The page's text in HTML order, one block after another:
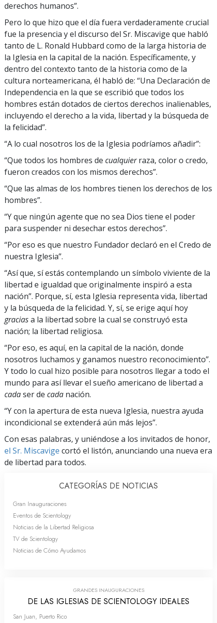
derechos humanos”.
Pero lo que hizo que el día fuera verdaderamente crucial
fue la presencia y el discurso del Sr. Miscavige que habló
tanto de L. Ronald Hubbard como de la larga historia de
la Iglesia en la capital de la nación. Específicamente, y
dentro del contexto tanto de la historia como de la
cultura norteamericana, él habló de: “Una Declaración de
Independencia en la que se escribió que todos los
hombres están dotados de ciertos derechos inalienables,
incluyendo el derecho a la vida, libertad y la búsqueda de
la felicidad”.
“A lo cual nosotros los de la Iglesia podríamos añadir”:
“Que todos los hombres de cualquierraza, color o credo,
fueron creados con los mismos derechos”.
“Que las almas de los hombres tienen los derechos de los
hombres”.
“Y que ningún agente que no sea Dios tiene el poder
para suspender ni desechar estos derechos”.
“Por eso es que nuestro Fundador declaró en el Credo de
nuestra Iglesia”.
“Así que, sí estás contemplando un símbolo viviente de la
libertad e igualdad que originalmente inspiró a esta
nación”. Porque, sí, esta Iglesia representa vida, libertad
y la búsqueda de la felicidad. Y, sí, se erige aquí hoy
graciasa la libertad sobre la cual se construyó esta
nación; la libertad religiosa.
“Por eso, es aquí, en la capital de la nación, donde
nosotros luchamos y ganamos nuestro reconocimiento”.
Y todo lo cual hizo posible para nosotros llegar a todo el
mundo para así llevar el sueño americano de libertad a
cadaser de cada nación.
“Y con la apertura de esta nueva Iglesia, nuestra ayuda
incondicional se extenderá aún más lejos”.
Con esas palabras, y uniéndose a los invitados de honor,
el Sr. Miscavige cortó el listón, anunciando una nueva era
de libertad para todos.
CATEGORÍAS DE NOTICIAS
Gran Inauguraciones
Eventos de Scientology
Noticias de la Libertad Religiosa
TV de Scientology
Noticias de Cómo Ayudamos
GRANDES INAUGURACIONES
DE LAS IGLESIAS DE SCIENTOLOGY IDEALES
San Juan, Puerto Rico